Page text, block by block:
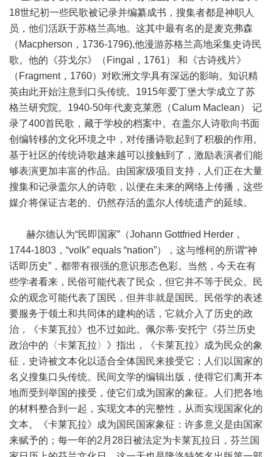
18世纪初一些民歌被记录并编纂成书，搜集者都是神职人
员，他们活跃于苏格兰高地。这其中最有名的是麦克弗森
（Macpherson，1736-1796),他漫游苏格兰高地采集史诗民
歌。他的《芬戈尔》（Fingal，1761） 和《古诗残片》
（Fragment，1760）对欧洲文学具有深远的影响。知识精
英由此开始注意到口头传统。1915年爱丁堡大学成立了苏
格兰研究院。1940-50年代麦克莱恩（Calum Maclean） 记
录了400首民歌，藏于学校的档案中。在盖尔人诗歌向书面
创编转移的文化环境之中，对传播诗歌起到了积极的作用。
基于社区的传统诗歌越来越可以接触到了，激励表演者们能
够表演更加丰富的作品。由国家级项目支持，人们正在大量
搜集和记录盖尔人的诗歌，以便在未来的网络上传播，这些
媒介将保证古老的、仍然存活的盖尔人传统遗产的延续。
赫尔德认为“民即国家”（Johann Gottfried Herder，
1744-1803，“volk” equals “nation”），这与维柯的所谓“神
话即历史”，都带有很强的意识形态色彩。当然，今天在有
些学者看来，民俗可能代表了民众，但它并不等于民众。民
众的观念可能代表了国民，但并非就是国民。民俗学的表述
要服务于领土和共同体的建构的话，它就介入了历史的政
治，《卡莱瓦拉》也不过如此。佩尔蒂·安托宁《芬兰历史
政治中的〈卡莱瓦拉〉》指出，《卡莱瓦拉》成为民众的象
征，史诗被文本化以适合全体国民来接受它；人们以国家的
名义搜集口头传统。民间文学的编辑出版，使得它们离开本
地而受到举国的接受，使它们成为国家的象征。人们把各地
的材料整合到一起，实现文本的完整性，从而实现国家化的
文本。《卡莱瓦拉》成为国民国家象征：许多意义是由国家
来赋予的；每一年的2月28日被法定为卡莱瓦拉日，芬兰国